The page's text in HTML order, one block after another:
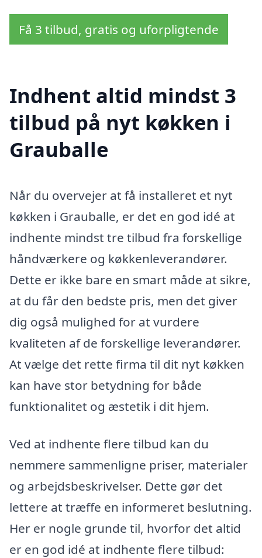
Få 3 tilbud, gratis og uforpligtende
Indhent altid mindst 3
tilbud på nyt køkken i
Grauballe
Når du overvejer at få installeret et nyt
køkken i Grauballe, er det en god idé at
indhente mindst tre tilbud fra forskellige
håndværkere og køkkenleverandører.
Dette er ikke bare en smart måde at sikre,
at du får den bedste pris, men det giver
dig også mulighed for at vurdere
kvaliteten af de forskellige leverandører.
At vælge det rette firma til dit nyt køkken
kan have stor betydning for både
funktionalitet og æstetik i dit hjem.
Ved at indhente flere tilbud kan du
nemmere sammenligne priser, materialer
og arbejdsbeskrivelser. Dette gør det
lettere at træffe en informeret beslutning.
Her er nogle grunde til, hvorfor det altid
er en god idé at indhente flere tilbud: